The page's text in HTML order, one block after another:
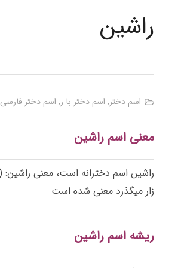
راشین
اسم دختر, اسم دختر با ر, اسم دختر فارسی
معنی اسم راشین
زار میگذرد معنی شده است
ریشه اسم راشین